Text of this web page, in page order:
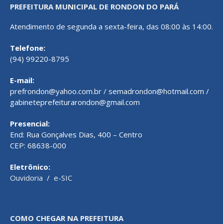
PREFEITURA MUNICIPAL DE RONDON DO PARÁ
Atendimento de segunda a sexta-feira, das 08:00 às 14:00.
Telefone:
(94) 99220-8795
E-mail:
prefrondon@yahoo.com.br / semadrondon@hotmail.com /
gabineteprefeiturarondon@gmail.com
Presencial:
End: Rua Gonçalves Dias, 400 – Centro
CEP: 68638-000
Eletrônico:
Ouvidoria / e-SIC
COMO CHEGAR NA PREFEITURA